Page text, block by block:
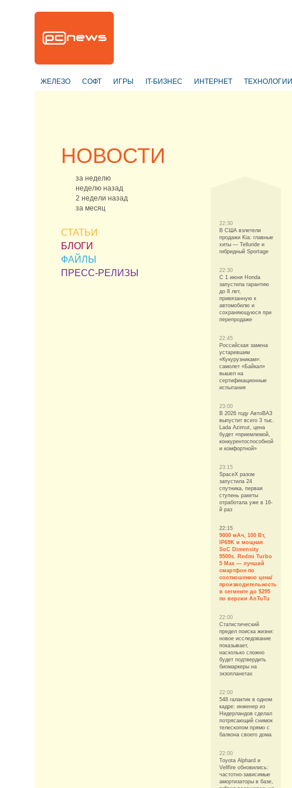
ЖЕЛЕЗО СОФТ ИГРЫ IT-БИЗНЕС ИНТЕРНЕТ ТЕХНОЛОГИИ
НОВОСТИ
за неделю
неделю назад
2 недели назад
за месяц
СТАТЬИ
БЛОГИ
ФАЙЛЫ
ПРЕСС-РЕЛИЗЫ
22:30
В США взлетели
продажи Kia: главные
хиты — Telluride и
гибридный Sportage
22:30
С 1 июня Honda
запустила гарантию
до 8 лет,
привязанную к
автомобилю и
сохраняющуюся при
перепродаже
22:45
Российская замена
устаревшим
«Кукурузникам»:
самолет «Байкал»
вышел на
сертификационные
испытания
23:00
В 2026 году АвтоВАЗ
выпустит всего 3 тыс.
Lada Azimut, цена
будет «приемлемой,
конкурентоспособной
и комфортной»
23:15
SpaceX разом
запустила 24
спутника, первая
ступень ракеты
отработала уже в 16-
й раз
22:15
9000 мАч, 100 Вт,
IP69K и мощная
SoC Dimensity
9500s. Redmi Turbo
5 Max — лучший
смартфон по
соотношению цена/
производительность
в сегменте до $295
по версии AnTuTu
22:00
Статистический
предел поиска жизни:
новое исследование
показывает,
насколько сложно
будет подтвердить
биомаркеры на
экзопланетах
22:00
548 галактик в одном
кадре: инженер из
Нидерландов сделал
потрясающий снимок
телескопом прямо с
балкона своего дома
22:00
Toyota Alphard и
Vellfire обновились:
частотно-зависимые
амортизаторы в базе,